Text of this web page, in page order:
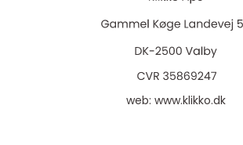
web: www.klikko.dk